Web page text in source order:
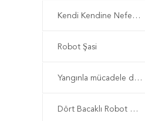
Kendi Kendine Nefes Alma Aparatı
Robot Şasi
Yangınla mücadele drone'u
Dört Bacaklı Robot Köpek